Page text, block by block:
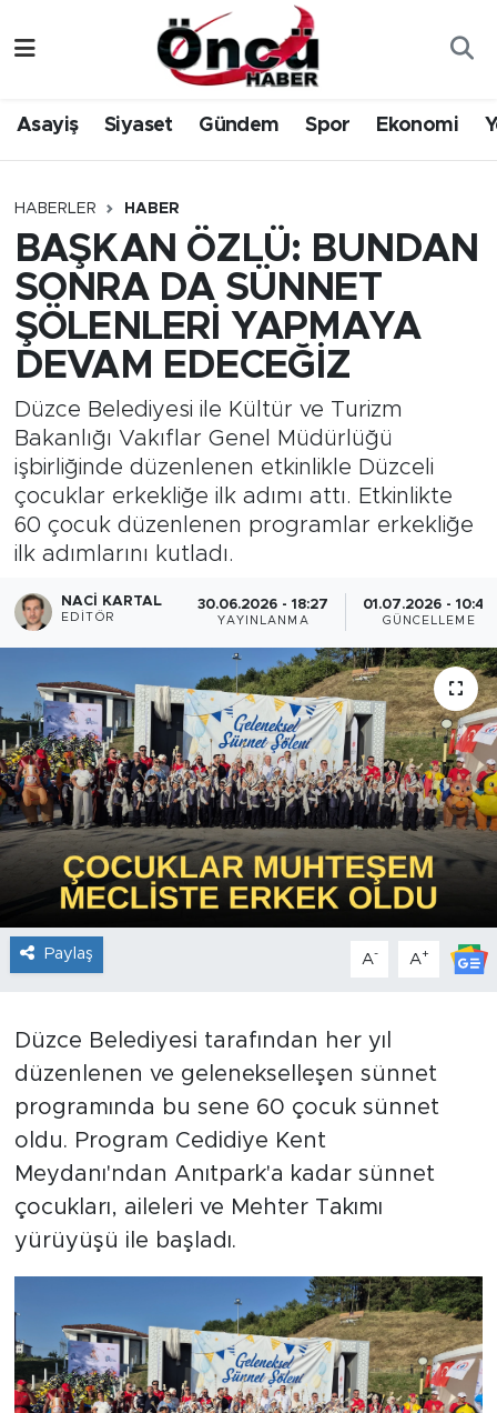
Asayiş Siyaset Gündem Spor Ekonomi
HABERLER HABER
BAŞKAN ÖZLÜ: BUNDAN
SONRA DA SÜNNET
ŞÖLENLERİ YAPMAYA
DEVAM EDECEĞİZ
Düzce Belediyesi ile Kültür ve Turizm
Bakanlığı Vakıflar Genel Müdürlüğü
işbirliğinde düzenlenen etkinlikle Düzceli
çocuklar erkekliğe ilk adımı attı. Etkinlikte
60 çocuk düzenlenen programlar erkekliğe
ilk adımlarını kutladı.
NACI KARTAL
EDITÖR
30.06.2026 - 18:27
YAYINLANMA
01.07.2026 - 10:44
GÜNCELLEME
Paylaş A- A+
Düzce Belediyesi tarafından her yıl
düzenlenen ve gelenekselleşen sünnet
programında bu sene 60 çocuk sünnet
oldu. Program Cedidiye Kent
Meydanı'ndan Anıtpark'a kadar sünnet
çocukları, aileleri ve Mehter Takımı
yürüyüşü ile başladı.
Gündem
Spor
Siyaset
Yerel Haber
Öncü Radyo Dinle
Öncü TV İzle
Düzce Nöbetçi Eczaneler
Düzce Hava Durumu
Düzce Trafik Yoğunluk Haritası
Süper Lig Puan Durumu ve Fikstür
Tüm Manşetler
Son Dakika Haberleri
Haber Arşivi